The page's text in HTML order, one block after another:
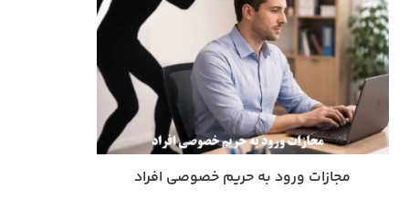
مجازات ورود به حریم خصوصی افراد